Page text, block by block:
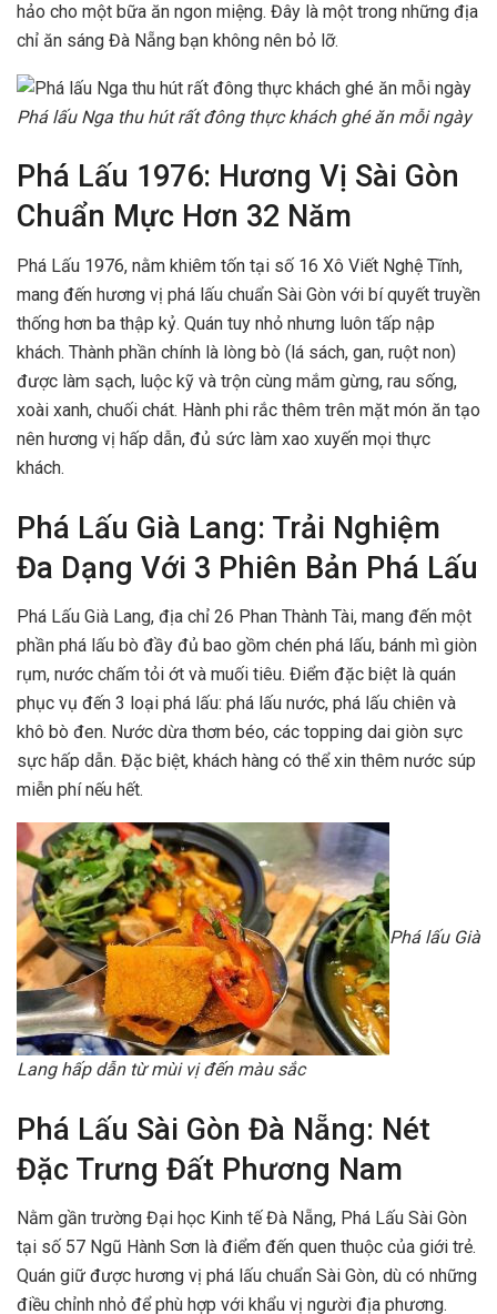
hảo cho một bữa ăn ngon miệng. Đây là một trong những địa
chỉ ăn sáng Đà Nẵng bạn không nên bỏ lỡ.
Phá lấu Nga thu hút rất đông thực khách ghé ăn mỗi ngày
Phá Lấu 1976: Hương Vị Sài Gòn
Chuẩn Mực Hơn 32 Năm
Phá Lấu 1976, nằm khiêm tốn tại số 16 Xô Viết Nghệ Tĩnh,
mang đến hương vị phá lấu chuẩn Sài Gòn với bí quyết truyền
thống hơn ba thập kỷ. Quán tuy nhỏ nhưng luôn tấp nập
khách. Thành phần chính là lòng bò (lá sách, gan, ruột non)
được làm sạch, luộc kỹ và trộn cùng mắm gừng, rau sống,
xoài xanh, chuối chát. Hành phi rắc thêm trên mặt món ăn tạo
nên hương vị hấp dẫn, đủ sức làm xao xuyến mọi thực
khách.
Phá Lấu Già Lang: Trải Nghiệm
Đa Dạng Với 3 Phiên Bản Phá Lấu
Phá Lấu Già Lang, địa chỉ 26 Phan Thành Tài, mang đến một
phần phá lấu bò đầy đủ bao gồm chén phá lấu, bánh mì giòn
rụm, nước chấm tỏi ớt và muối tiêu. Điểm đặc biệt là quán
phục vụ đến 3 loại phá lấu: phá lấu nước, phá lấu chiên và
khô bò đen. Nước dừa thơm béo, các topping dai giòn sực
sực hấp dẫn. Đặc biệt, khách hàng có thể xin thêm nước súp
miễn phí nếu hết.
Phá lấu Già
Lang hấp dẫn từ mùi vị đến màu sắc
Phá Lấu Sài Gòn Đà Nẵng: Nét
Đặc Trưng Đất Phương Nam
Nằm gần trường Đại học Kinh tế Đà Nẵng, Phá Lấu Sài Gòn
tại số 57 Ngũ Hành Sơn là điểm đến quen thuộc của giới trẻ.
Quán giữ được hương vị phá lấu chuẩn Sài Gòn, dù có những
điều chỉnh nhỏ để phù hợp với khẩu vị người địa phương.